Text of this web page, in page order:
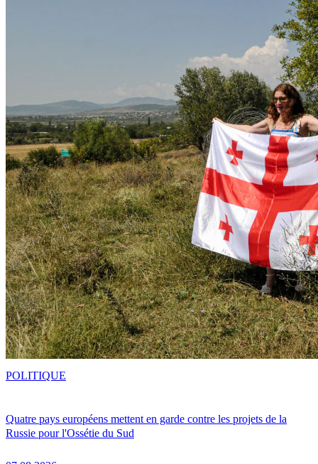
Quatre pays européens mettent en garde contre les projets de la
Russie pour l'Ossétie du Sud
POLITIQUE